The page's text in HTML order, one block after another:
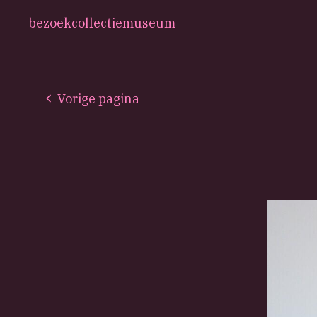
bezoekcollectiemuseum
Vorige pagina